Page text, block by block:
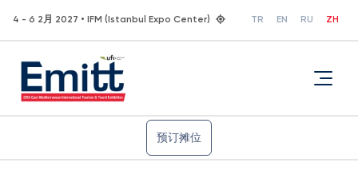
4 - 6 2月 2027 • IFM (Istanbul Expo Center) TR EN RU ZH
预订摊位